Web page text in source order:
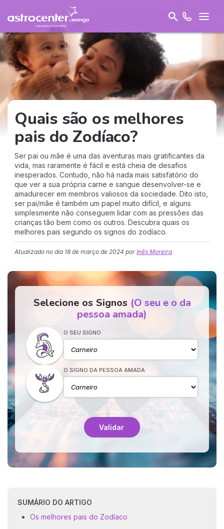
Quais são os melhores
pais do Zodíaco?
Ser pai ou mãe é uma das aventuras mais gratificantes da
vida, mas raramente é fácil e está cheia de desafios
inesperados. Contudo, não há nada mais satisfatório do
que ver a sua própria carne e sangue desenvolver-se e
amadurecer em membros valiosos da sociedade. Dito isto,
ser pai/mãe é também um papel muito difícil, e alguns
simplesmente não conseguem lidar com as pressões das
crianças tão bem como os outros. Descubra quais os
melhores pais segundo os signos do zodíaco.
Atualizado no dia 18 de março de 2024 por Inês Moreira
Selecione os Signos (O seu e o da
pessoa amada)
O SEU SIGNO
O SIGNO DA PESSOA AMADA
Validar
SUMÁRIO DO ARTIGO
Os melhores pais do Zodíaco